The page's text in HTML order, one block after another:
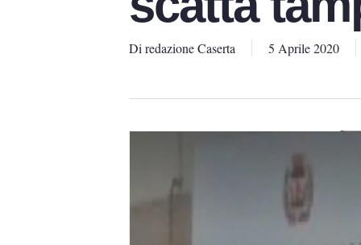
Di redazione Caserta 5 Aprile 2020